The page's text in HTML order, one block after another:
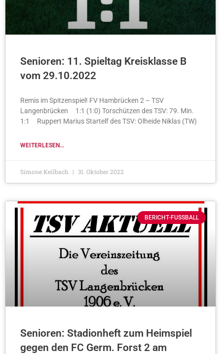
Senioren: 11. Spieltag Kreisklasse B
vom 29.10.2022
Remis im Spitzenspiel! FV Hambrücken 2 – TSV
Langenbrücken 1:1 (1:0) Torschützen des TSV: 79. Min.
1:1 Ruppert Marius Startelf des TSV: Olheide Niklas (TW)
WEITERLESEN...
Simone Keilbach 31. Oktober 2022
BERICHT-FUSSBALL
Senioren: Stadionheft zum Heimspiel
gegen den FC Germ. Forst 2 am